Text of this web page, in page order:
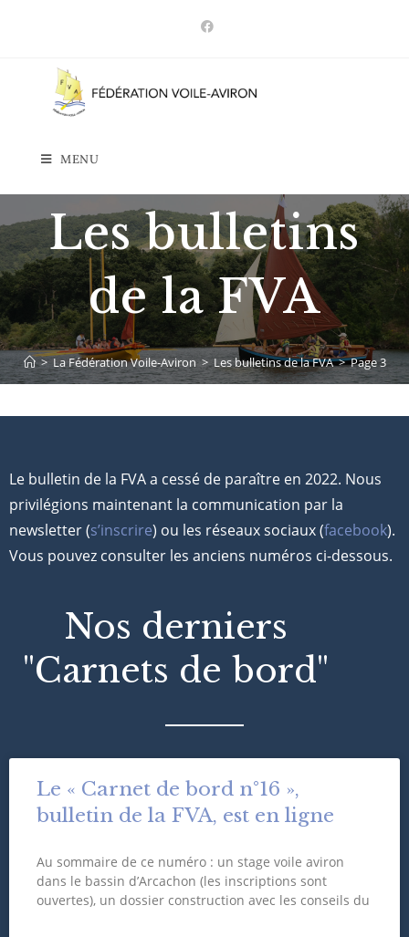
MENU
Les bulletins
de la FVA
> La Fédération Voile-Aviron > Les bulletins de la FVA > Page 3
Le bulletin de la FVA a cessé de paraître en 2022. Nous
privilégions maintenant la communication par la
newsletter (s’inscrire) ou les réseaux sociaux (facebook).
Vous pouvez consulter les anciens numéros ci-dessous.
Nos derniers
"Carnets de bord"
Le « Carnet de bord n°16 »,
bulletin de la FVA, est en ligne
Au sommaire de ce numéro : un stage voile aviron
dans le bassin d’Arcachon (les inscriptions sont
ouvertes), un dossier construction avec les conseils du